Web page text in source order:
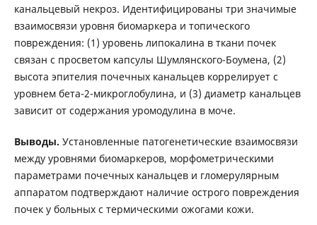
канальцевый некроз. Идентифицированы три значимые
взаимосвязи уровня биомаркера и топического
повреждения: (1) уровень липокалина в ткани почек
связан с просветом капсулы Шумлянского-Боумена, (2)
высота эпителия почечных канальцев коррелирует с
уровнем бета-2-микроглобулина, и (3) диаметр канальцев
зависит от содержания уромодулина в моче.
Выводы. Установленные патогенетические взаимосвязи
между уровнями биомаркеров, морфометрическими
параметрами почечных канальцев и гломерулярным
аппаратом подтверждают наличие острого повреждения
почек у больных с термическими ожогами кожи.